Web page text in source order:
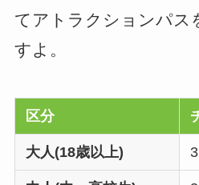
てアトラクションパス
すよ。
区分
大人(18歳以上)